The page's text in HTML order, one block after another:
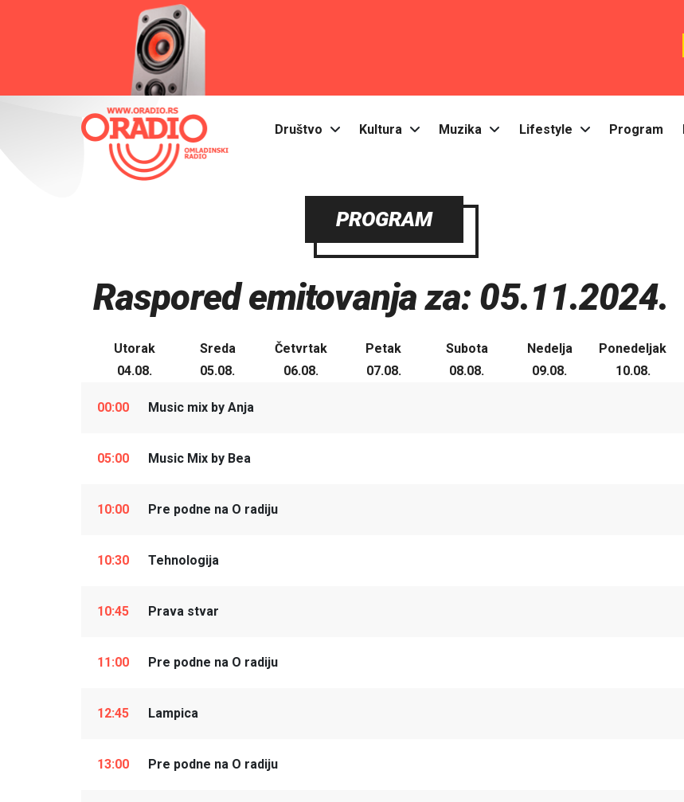
Društvo Kultura Muzika Lifestyle Program
PROGRAM
Raspored emitovanja za: 05.11.2024.
Utorak
04.08.
Sreda
05.08.
Četvrtak
06.08.
Petak
07.08.
Subota
08.08.
Nedelja
09.08.
Ponedeljak
10.08.
00:00 Music mix by Anja
05:00 Music Mix by Bea
10:00 Pre podne na O radiju
10:30 Tehnologija
10:45 Prava stvar
11:00 Pre podne na O radiju
12:45 Lampica
13:00 Pre podne na O radiju